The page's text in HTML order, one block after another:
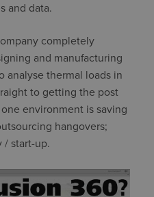
and data.
completely
and manufacturing
analyse thermal loads in
to getting the post
environment is saving
hangovers;
/ start-up.